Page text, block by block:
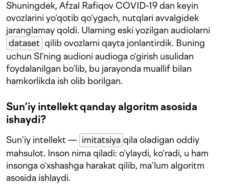
Shuningdek, Afzal Rafiqov COVID-19 dan keyin
ovozlarini yo‘qotib qo‘ygach, nutqlari avvalgidek
jaranglamay qoldi. Ularning eski yozilgan audiolarni
dataset qilib ovozlarni qayta jonlantirdik. Buning
uchun SI’ning audioni audioga o‘girish usulidan
foydalanilgan bo‘lib, bu jarayonda muallif bilan
hamkorlikda ish olib borilgan.
Sun’iy intellekt qanday algoritm asosida
ishaydi?
Sun’iy intellekt — imitatsiya qila oladigan oddiy
mahsulot. Inson nima qiladi: o‘ylaydi, ko‘radi, u ham
insonga o‘xshashga harakat qilib, ma’lum algoritm
asosida ishlaydi.